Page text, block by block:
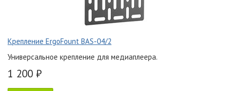
Крепление ErgoFount BAS-04/2
Универсальное крепление для медиаплеера.
1 200 ₽